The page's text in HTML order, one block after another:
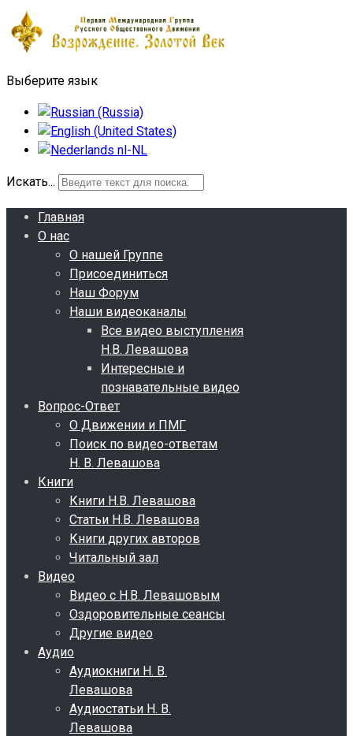
Выберите язык
Искать...
Главная
О нас
О нашей Группе
Присоединиться
Наш Форум
Наши видеоканалы
Все видео выступления
Н.В. Левашова
Интересные и
познавательные видео
Вопрос-Ответ
О Движении и ПМГ
Поиск по видео-ответам
Н. В. Левашова
Книги
Книги Н.В. Левашова
Статьи Н.В. Левашова
Книги других авторов
Читальный зал
Видео
Видео с Н.В. Левашовым
Оздоровительные сеансы
Другие видео
Аудио
Аудиокниги Н. В.
Левашова
Аудиостатьи Н. В.
Левашова